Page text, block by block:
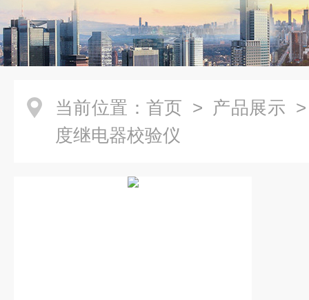
当前位置： 首页 > 产品展示
度继电器校验仪